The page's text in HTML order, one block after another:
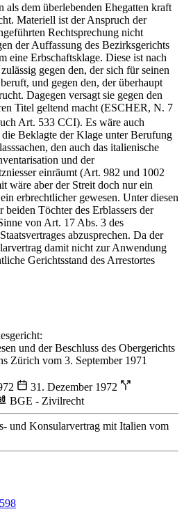
als dem überlebenden Ehegatten kraft
Materiell ist der Anspruch der
Rechtsprechung nicht
der Auffassung des Bezirksgerichts
eine Erbschaftsklage. Diese ist nach
gegen den, der sich für seinen
und gegen den, der überhaupt
Dagegen versagt sie gegen den
Titel geltend macht (ESCHER, N. 7
Art. 533 CCI). Es wäre auch
die Beklagte der Klage unter Berufung
den auch das italienische
und der
einräumt (Art. 982 und 1002
wäre aber der Streit doch nur ein
erbrechtlicher gewesen. Unter diesen
Töchter des Erblassers der
von Art. 17 Abs. 3 des
abzusprechen. Da der
damit nicht zur Anwendung
Gerichtsstand des Arrestortes
und der Beschluss des Obergerichts
Zürich vom 3. September 1971
31. Dezember 1972
BGE - Zivilrecht
und Konsularvertrag mit Italien vom
598